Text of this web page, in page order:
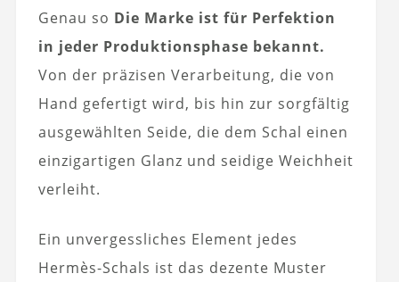
Genau so Die Marke ist für Perfektion
in jeder Produktionsphase bekannt.
Von der präzisen Verarbeitung, die von
Hand gefertigt wird, bis hin zur sorgfältig
ausgewählten Seide, die dem Schal einen
einzigartigen Glanz und seidige Weichheit
verleiht.
Ein unvergessliches Element jedes
Hermès-Schals ist das dezente Muster